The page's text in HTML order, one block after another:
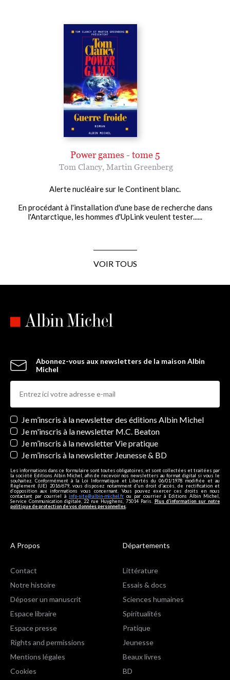
Power games - tome 5
Tom Clancy, Martin Greenberg
Alerte nucléaire sur le Continent blanc.
En procédant à l'installation d'une base de recherche dans
l'Antarctique, les hommes d'UpLink veulent tester......
VOIR TOUS
Abonnez-vous aux newsletters de la maison Albin
Michel
Newsletters
Je m’inscris à la newsletter des éditions Albin Michel
Je m'inscris à la newsletter M.C. Beaton
Je m’inscris à la newsletter Vie pratique
Je m’inscris à la newsletter Jeunesse & BD
Les informations dans ce formulaire sont toutes obligatoires, et sont collectées et traitées par
la société Editions Albin Michel, afin de recevoir nos newsletters au format digital si vous le
souhaitez. Conformément à la Loi Informatique et Libertés du 06/01/1978 modifiée et au
Règlement (UE) 2016/679, vous disposez notamment d'un droit d'accès, de rectification et
d’opposition aux informations vous concernant. Vous pouvez exercer ces droits en nous
contactant par courriel à info-site@albin-michel.fr ou par courrier à Editions Albin Michel,
Service Communication digitale, 22 rue Huyghens, 75014 Paris. Plus d’information sur notre
politique de protection de vos données personnelles
A Propos
Contact
Notre histoire
Déposer un manuscrit
Espace libraire
Espace presse
Rights and permissions
Mentions légales
Cookies
Départements
Littérature
Essais & docs
Sciences humaines
Spiritualités
Pratique
Jeunesse
Beaux livres
BD